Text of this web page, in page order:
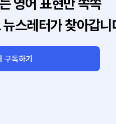
영어 표현만 쏙쏙
스레터가 찾아갑니
구독하기